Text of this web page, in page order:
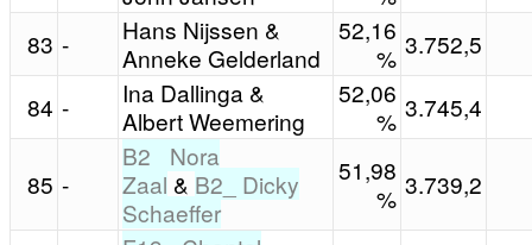
83 -
Hans Nijssen &
Anneke Gelderland
52,16
% 3.752,5
84 -
Ina Dallinga &
Albert Weemering
52,06
% 3.745,4
85 -
B2_ Nora
Zaal & B2_ Dicky
Schaeffer
51,98
% 3.739,2